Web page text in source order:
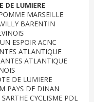
LUMIERE
MARSEILLE
BARENTIN
ESPOIR ACNC
ATLANTIQUE
ATLANTIQUE
DE LUMIERE
DE DINAN
CYCLISME PDL